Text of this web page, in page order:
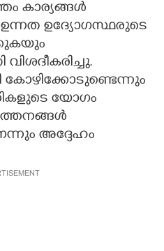
കാര്യങ്ങൾ
ഉദ്യോഗസ്ഥരുടെ
വിശദീകരിച്ചു.
കോഴിക്കോടുണ്ടെന്നും
യോഗം
അദ്ദേഹം